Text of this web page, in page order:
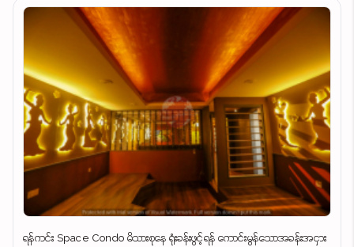
ရန်ကင်း Space Condo မိသားစုနေ ရုံးခန်းဖွင့်ရန် ကောင်းမွန်သောအခန်းအငှား